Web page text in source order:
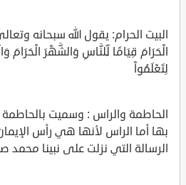
البيت الحرام: يقول الله سبحانه
الْحَرَامَ قِيَامًا لِّلنَّاسِ وَالشَّهْرَ الْحَرَامَ
لِتَعْلَمُواْ
الحاطمة والراس : وسميت
بها أما الراس لأنها هي رأس
الرسالة التي نزلت على نبينا محمد